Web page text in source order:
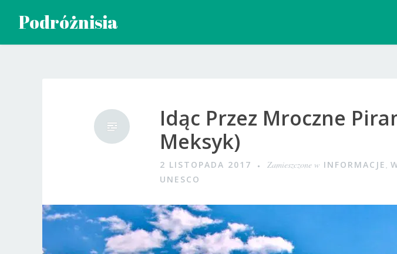
treści
Podróżnisia
Idąc Przez Mroczne
Meksyk)
2 LISTOPADA 2017 Zamieszczone w INFORMACJE,
UNESCO